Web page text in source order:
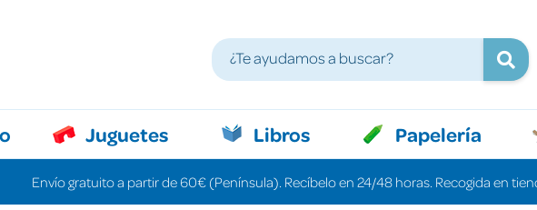
Juguetes Libros Papelería
Envío gratuito a partir de 60€ (Península). Recíbelo en 24/48 horas. Recogida en